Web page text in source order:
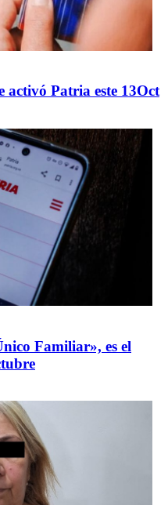
activó Patria este 13Oct
Familiar», es el